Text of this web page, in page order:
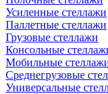
Усиленные стеллажи
Паллетные стеллажи
Грузовые стеллажи
Консольные
Мобильные
Среднегрузовые
Универсальные